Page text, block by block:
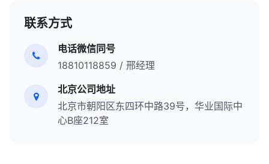
联系方式
电话微信同号
18810118859 / 邢经理
北京公司地址
北京市朝阳区东四环中路39号，华业国际中
心B座212室